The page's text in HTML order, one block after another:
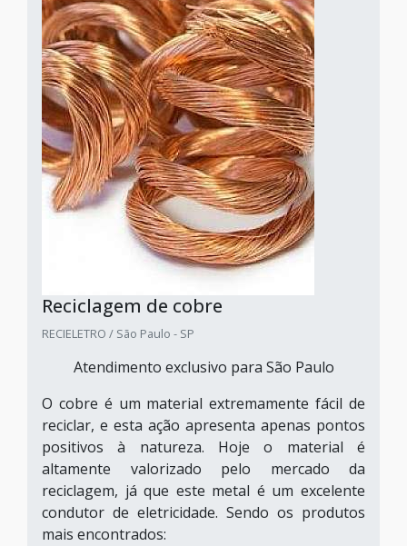
Reciclagem de cobre
RECIELETRO / São Paulo - SP
Atendimento exclusivo para São Paulo
O cobre é um material extremamente fácil de
reciclar, e esta ação apresenta apenas pontos
positivos à natureza. Hoje o material é
altamente valorizado pelo mercado da
reciclagem, já que este metal é um excelente
condutor de eletricidade. Sendo os produtos
mais encontrados: